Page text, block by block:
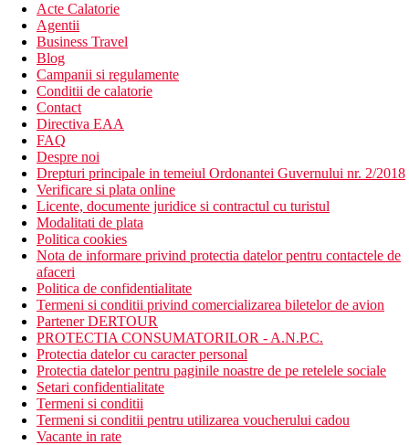
Acte Calatorie
Agentii
Business Travel
Blog
Campanii si regulamente
Conditii de calatorie
Contact
Directiva EAA
FAQ
Despre noi
Drepturi principale in temeiul Ordonantei Guvernului nr. 2/2018
Verificare si plata online
Licente, documente juridice si contractul cu turistul
Modalitati de plata
Politica cookies
Nota de informare privind protectia datelor pentru contactele de
afaceri
Politica de confidentialitate
Termeni si conditii privind comercializarea biletelor de avion
Partener DERTOUR
PROTECTIA CONSUMATORILOR - A.N.P.C.
Protectia datelor cu caracter personal
Protectia datelor pentru paginile noastre de pe retelele sociale
Setari confidentialitate
Termeni si conditii
Termeni si conditii pentru utilizarea voucherului cadou
Vacante in rate